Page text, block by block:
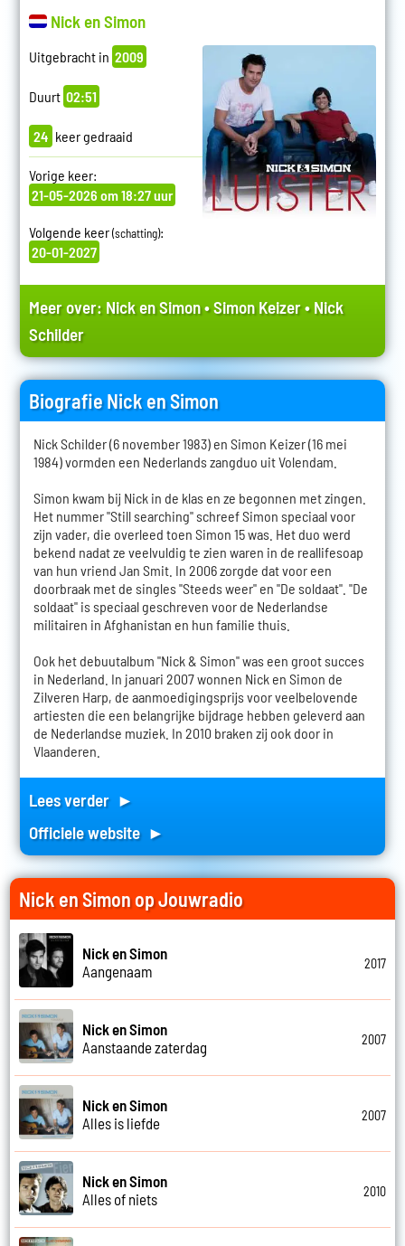
Nick en Simon
Uitgebracht in 2009
Duurt 02:51
24 keer gedraaid
Vorige keer:
21-05-2026 om 18:27 uur
Volgende keer(schatting):
20-01-2027
Meer over: Nick en Simon•Simon Keizer•Nick
Schilder
Biografie Nick en Simon
Nick Schilder (6 november 1983) en Simon Keizer (16 mei
1984) vormden een Nederlands zangduo uit Volendam.
Simon kwam bij Nick in de klas en ze begonnen met zingen.
Het nummer "Still searching" schreef Simon speciaal voor
zijn vader, die overleed toen Simon 15 was. Het duo werd
bekend nadat ze veelvuldig te zien waren in de reallifesoap
van hun vriend Jan Smit. In 2006 zorgde dat voor een
doorbraak met de singles "Steeds weer" en "De soldaat". "De
soldaat" is speciaal geschreven voor de Nederlandse
militairen in Afghanistan en hun familie thuis.
Ook het debuutalbum "Nick & Simon" was een groot succes
in Nederland. In januari 2007 wonnen Nick en Simon de
Zilveren Harp, de aanmoedigingsprijs voor veelbelovende
artiesten die een belangrijke bijdrage hebben geleverd aan
de Nederlandse muziek. In 2010 braken zij ook door in
Vlaanderen.
Lees verder ►
Officiele website ►
Nick en Simon op Jouwradio
Nick en Simon
Aangenaam
2017
Nick en Simon
Aanstaande zaterdag
2007
Nick en Simon
Alles is liefde
2007
Nick en Simon
Alles of niets
2010